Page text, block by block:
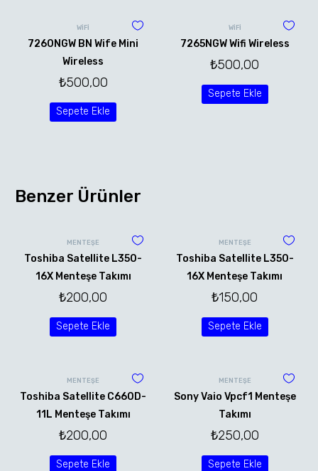
WİFİ
7260NGW BN Wife Mini
Wireless
₺500,00
Sepete Ekle
WİFİ
7265NGW Wifi Wireless
₺500,00
Sepete Ekle
Benzer Ürünler
MENTEŞE
Toshiba Satellite L350-
16X Menteşe Takımı
₺200,00
Sepete Ekle
MENTEŞE
Toshiba Satellite L350-
16X Menteşe Takımı
₺150,00
Sepete Ekle
MENTEŞE
Toshiba Satellite C660D-
11L Menteşe Takımı
₺200,00
Sepete Ekle
MENTEŞE
Sony Vaio Vpcf1 Menteşe
Takımı
₺250,00
Sepete Ekle